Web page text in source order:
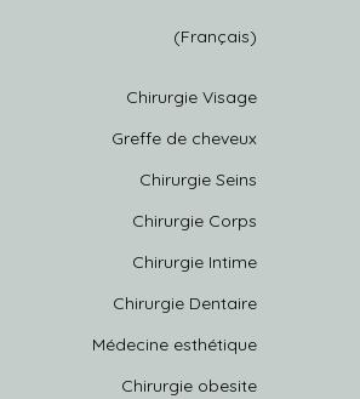
(Français)
Chirurgie Visage
Greffe de cheveux
Chirurgie Seins
Chirurgie Corps
Chirurgie Intime
Chirurgie Dentaire
Médecine esthétique
Chirurgie obesite